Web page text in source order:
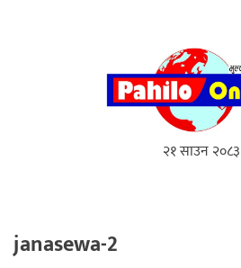
२१ साउन २०८३
janasewa-2